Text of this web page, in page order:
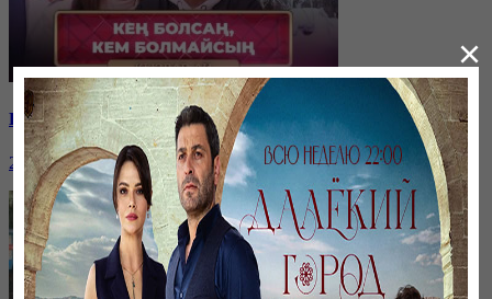
Қайырымдылық – қадірлі іс | «Қыздар-Ай»
20 декабря, 17:00
×